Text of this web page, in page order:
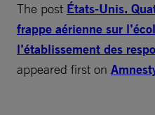
The post États-Unis.
frappe aérienne sur
l’établissement des
appeared first on